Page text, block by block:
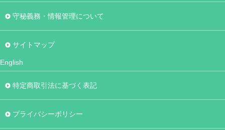
守秘義務・情報管理について
サイトマップ
English
特定商取引法に基づく表記
プライバシーポリシー